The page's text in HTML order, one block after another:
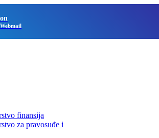
Webmail
finansija
za pravosuđe i